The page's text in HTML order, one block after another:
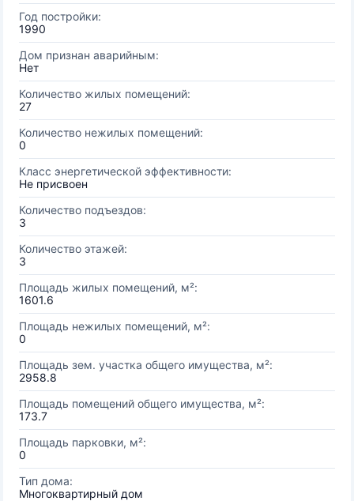
Год постройки:
1990
Дом признан аварийным:
Нет
Количество жилых помещений:
27
Количество нежилых помещений:
0
Класс энергетической эффективности:
Не присвоен
Количество подъездов:
3
Количество этажей:
3
Площадь жилых помещений, м²:
1601.6
Площадь нежилых помещений, м²:
0
Площадь зем. участка общего имущества, м²:
2958.8
Площадь помещений общего имущества, м²:
173.7
Площадь парковки, м²:
0
Тип дома:
Многоквартирный дом